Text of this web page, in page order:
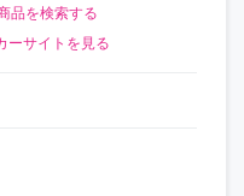
品を検索する
ーサイトを見る